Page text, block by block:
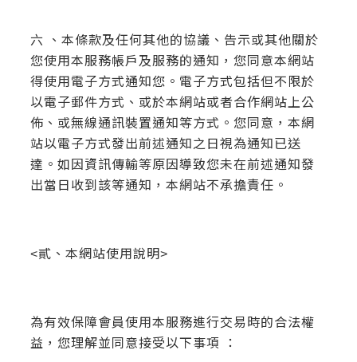
六 、本條款及任何其他的協議、告示或其他關於
您使用本服務帳戶及服務的通知，您同意本網站
得使用電子方式通知您。電子方式包括但不限於
以電子郵件方式、或於本網站或者合作網站上公
佈、或無線通訊裝置通知等方式。您同意，本網
站以電子方式發出前述通知之日視為通知已送
達。如因資訊傳輸等原因導致您未在前述通知發
出當日收到該等通知，本網站不承擔責任。
<貳、本網站使用說明>
為有效保障會員使用本服務進行交易時的合法權
益，您理解並同意接受以下事項 ：